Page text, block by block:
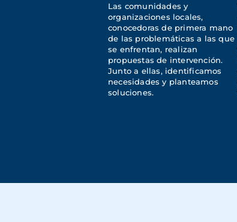
Las comunidades y
organizaciones locales,
conocedoras de primera mano
de las problemáticas a las que
se enfrentan, realizan
propuestas de intervención.
Junto a ellas, identificamos
necesidades y planteamos
soluciones.